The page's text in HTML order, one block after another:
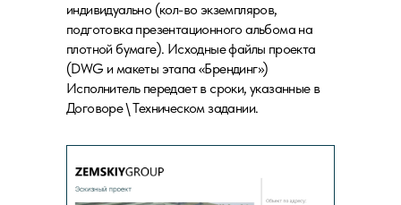
индивидуально (кол-во экземпляров,
подготовка презентационного альбома на
плотной бумаге). Исходные файлы проекта
(DWG и макеты этапа «Брендинг»)
Исполнитель передает в сроки, указанные в
Договоре \ Техническом задании.